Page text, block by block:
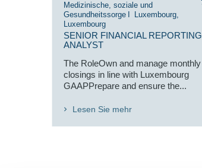
Medizinische, soziale und
Gesundheitssorge
Luxembourg,
Luxembourg
SENIOR FINANCIAL REPORTING
ANALYST
The RoleOwn and manage monthly
closings in line with Luxembourg
GAAPPrepare and ensure the...
Lesen Sie mehr